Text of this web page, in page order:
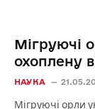
Мігруючі
охоплену
НАУКА
Мігруючі орли